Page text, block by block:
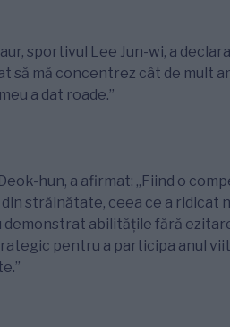
sportivul Lee Jun-wi, a
să mă concentrez cât de mult
a dat roade.”
hun, a afirmat: „Fiind o
străinătate, ceea ce a ridicat
abilitățile fără
pentru a participa anul